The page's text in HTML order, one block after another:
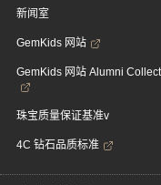
新闻室
GemKids 网站
GemKids 网站 Alumni
珠宝质量保证基准v
4C 钻石品质标准